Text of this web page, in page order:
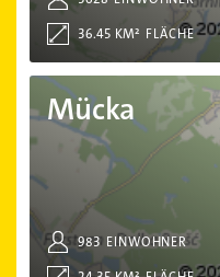
FLÄCHE
36.45 KM²
Mücka
EINWOHNER
983
Mücka